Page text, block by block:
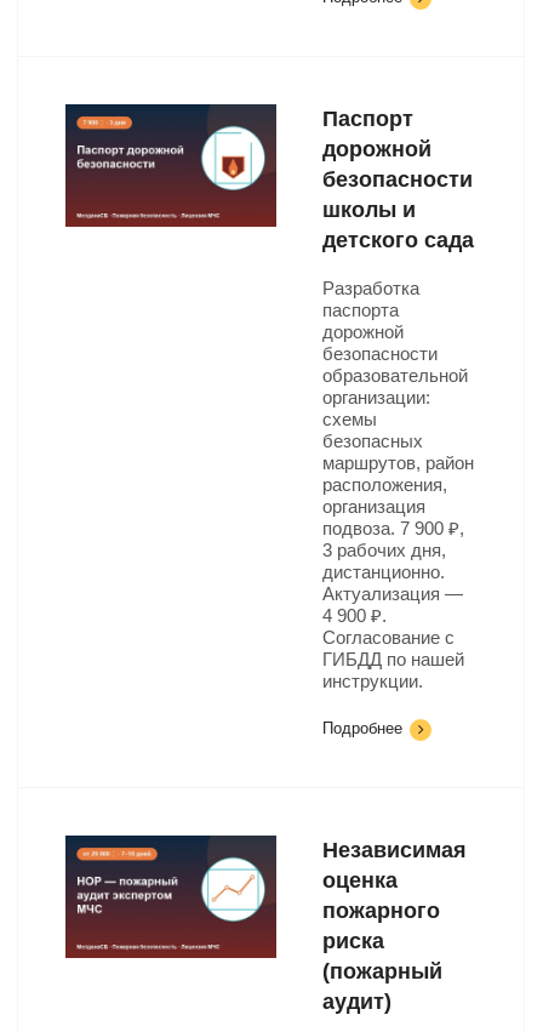
Паспорт
дорожной
безопасности
школы и
детского сада
Разработка
паспорта
дорожной
безопасности
образовательной
организации:
схемы
безопасных
маршрутов, район
расположения,
организация
подвоза. 7 900 ₽,
3 рабочих дня,
дистанционно.
Актуализация —
4 900 ₽.
Согласование с
ГИБДД по нашей
инструкции.
Подробнее
Независимая
оценка
пожарного
риска
(пожарный
аудит)